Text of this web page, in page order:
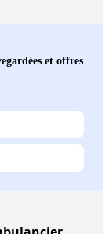
et offres